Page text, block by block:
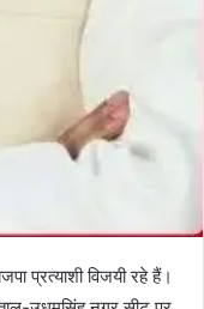
प्रत्याशी विजयी रहे हैं।